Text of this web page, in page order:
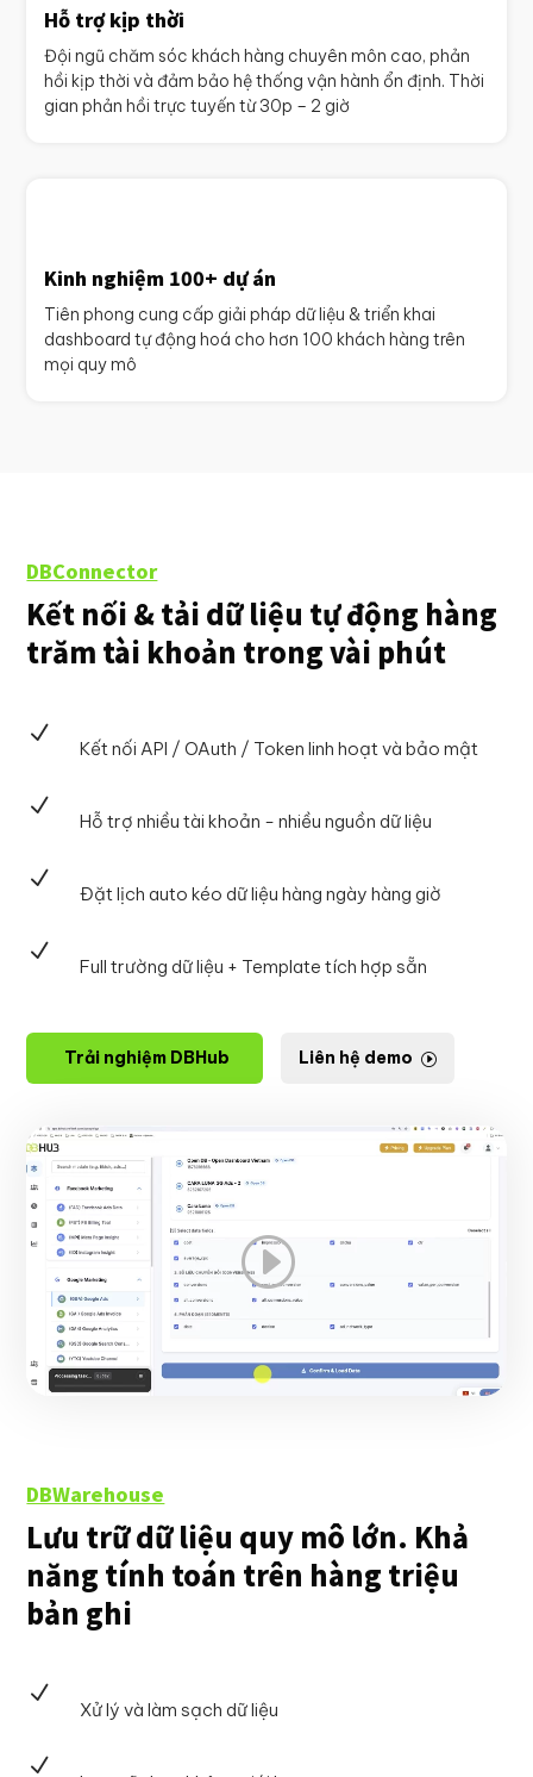
Hỗ trợ kịp thời
Đội ngũ chăm sóc khách hàng chuyên môn cao, phản
hồi kịp thời và đảm bảo hệ thống vận hành ổn định. Thời
gian phản hồi trực tuyến từ 30p – 2 giờ
Kinh nghiệm 100+ dự án
Tiên phong cung cấp giải pháp dữ liệu & triển khai
dashboard tự động hoá cho hơn 100 khách hàng trên
mọi quy mô
DBConnector
Kết nối & tải dữ liệu tự động hàng
trăm tài khoản trong vài phút
N
Kết nối API / OAuth / Token linh hoạt và bảo mật
N
Hỗ trợ nhiều tài khoản - nhiều nguồn dữ liệu
N
Đặt lịch auto kéo dữ liệu hàng ngày hàng giờ
N
Full trường dữ liệu + Template tích hợp sẵn
Trải nghiệm DBHub Liên hệ demo
DBWarehouse
Lưu trữ dữ liệu quy mô lớn. Khả
năng tính toán trên hàng triệu
bản ghi
N
Xử lý và làm sạch dữ liệu
N